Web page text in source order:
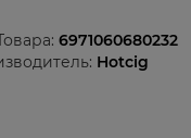
Hotcig
6971060680232